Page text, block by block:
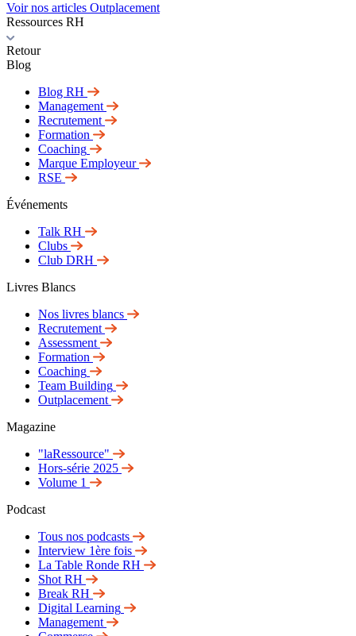
Voir nos articles Outplacement
Ressources RH
Retour
Blog
Blog RH
Management
Recrutement
Formation
Coaching
Marque Employeur
RSE
Événements
Talk RH
Clubs
Club DRH
Livres Blancs
Nos livres blancs
Recrutement
Assessment
Formation
Coaching
Team Building
Outplacement
Magazine
"laRessource"
Hors-série 2025
Volume 1
Podcast
Tous nos podcasts
Interview 1ère fois
La Table Ronde RH
Shot RH
Break RH
Digital Learning
Management